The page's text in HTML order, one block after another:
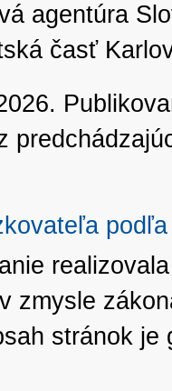
agentúra
časť
zmysle
stránok